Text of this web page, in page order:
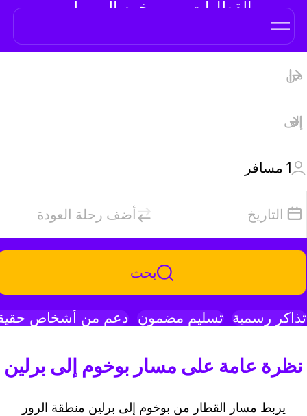
القطارات من بوخوم إلى برلين
1 مسافر
التاريخ أضف رحلة العودة
بحث
تذاكر رسمية تسليم مضمون دعم من أشخاص
نظرة عامة على مسار بوخوم إلى برلين
يربط مسار القطار من بوخوم إلى برلين منطقة الرور